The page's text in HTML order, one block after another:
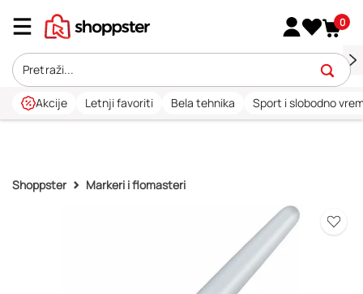
0
Akcije Letnji favoriti Bela tehnika Sport i slobodno
Shoppster Markeri i flomasteri